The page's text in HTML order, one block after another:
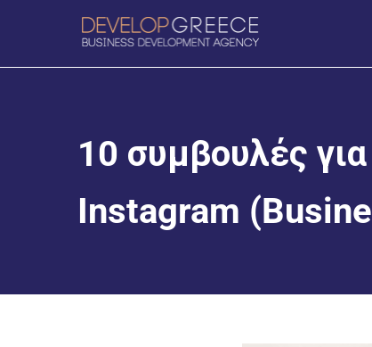
10 συμβουλές
Instagram